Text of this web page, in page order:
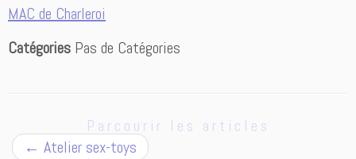
MAC de Charleroi
Catégories Pas de Catégories
Parcourir les articles
← Atelier sex-toys